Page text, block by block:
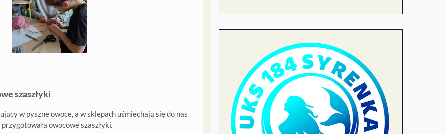
szaszłyki
w pyszne owoce, a w sklepach uśmiechają się do nas
owocowe szaszłyki.